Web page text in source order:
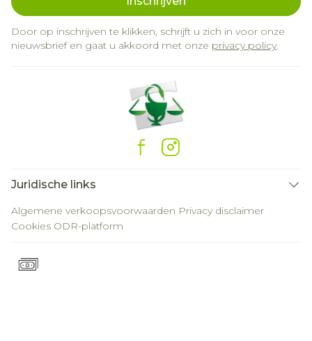
Door op inschrijven te klikken, schrijft u zich in voor onze
nieuwsbrief en gaat u akkoord met onze privacy policy.
Juridische links
Algemene verkoopsvoorwaarden Privacy disclaimer
Cookies ODR-platform